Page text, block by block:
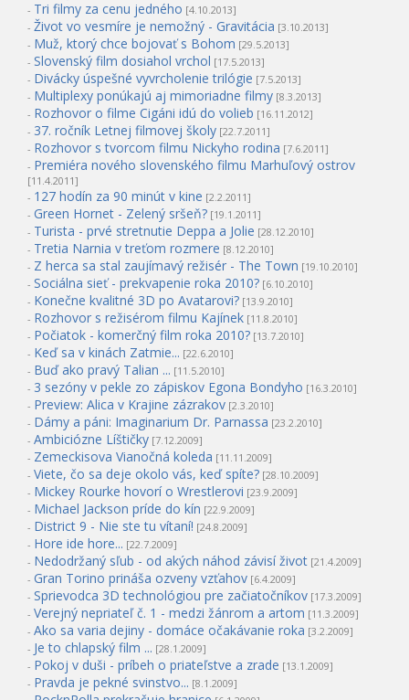
- Tri filmy za cenu jedného [4.10.2013]
- Život vo vesmíre je nemožný - Gravitácia [3.10.2013]
- Muž, ktorý chce bojovať s Bohom [29.5.2013]
- Slovenský film dosiahol vrchol [17.5.2013]
- Divácky úspešné vyvrcholenie trilógie [7.5.2013]
- Multiplexy ponúkajú aj mimoriadne filmy [8.3.2013]
- Rozhovor o filme Cigáni idú do volieb [16.11.2012]
- 37. ročník Letnej filmovej školy [22.7.2011]
- Rozhovor s tvorcom filmu Nickyho rodina [7.6.2011]
- Premiéra nového slovenského filmu Marhuľový ostrov
[11.4.2011]
- 127 hodín za 90 minút v kine [2.2.2011]
- Green Hornet - Zelený sršeň? [19.1.2011]
- Turista - prvé stretnutie Deppa a Jolie [28.12.2010]
- Tretia Narnia v treťom rozmere [8.12.2010]
- Z herca sa stal zaujímavý režisér - The Town [19.10.2010]
- Sociálna sieť - prekvapenie roka 2010? [6.10.2010]
- Konečne kvalitné 3D po Avatarovi? [13.9.2010]
- Rozhovor s režisérom filmu Kajínek [11.8.2010]
- Počiatok - komerčný film roka 2010? [13.7.2010]
- Keď sa v kinách Zatmie... [22.6.2010]
- Buď ako pravý Talian ... [11.5.2010]
- 3 sezóny v pekle zo zápiskov Egona Bondyho [16.3.2010]
- Preview: Alica v Krajine zázrakov [2.3.2010]
- Dámy a páni: Imaginarium Dr. Parnassa [23.2.2010]
- Ambiciózne Líštičky [7.12.2009]
- Zemeckisova Vianočná koleda [11.11.2009]
- Viete, čo sa deje okolo vás, keď spíte? [28.10.2009]
- Mickey Rourke hovorí o Wrestlerovi [23.9.2009]
- Michael Jackson príde do kín [22.9.2009]
- District 9 - Nie ste tu vítaní! [24.8.2009]
- Hore ide hore... [22.7.2009]
- Nedodržaný sľub - od akých náhod závisí život [21.4.2009]
- Gran Torino prináša ozveny vzťahov [6.4.2009]
- Sprievodca 3D technológiou pre začiatočníkov [17.3.2009]
- Verejný nepriateľ č. 1 - medzi žánrom a artom [11.3.2009]
- Ako sa varia dejiny - domáce očakávanie roka [3.2.2009]
- Je to chlapský film ... [28.1.2009]
- Pokoj v duši - príbeh o priateľstve a zrade [13.1.2009]
- Pravda je pekné svinstvo... [8.1.2009]